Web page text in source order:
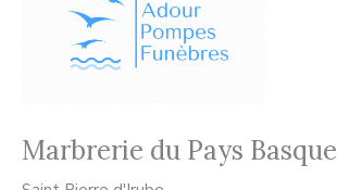
Marbrerie du Pays Basque